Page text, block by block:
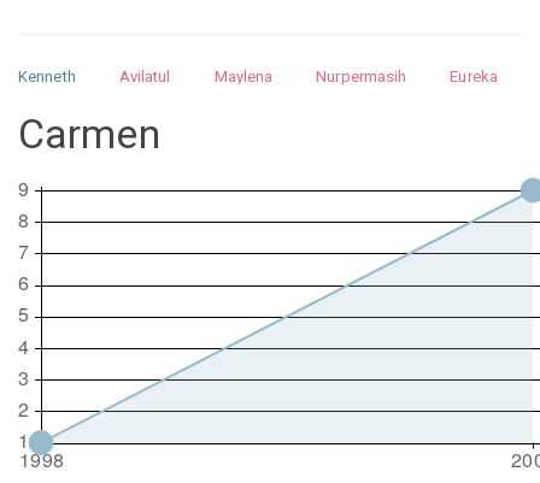
Kenneth Avilatul Maylena Nurpermasih
Eureka
Nurhilman
Pathin
Carmen